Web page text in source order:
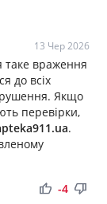
13 Чер 2026
таке враження
до всіх
Якщо
перевірки,
.
thumb_up thumb_down
-4